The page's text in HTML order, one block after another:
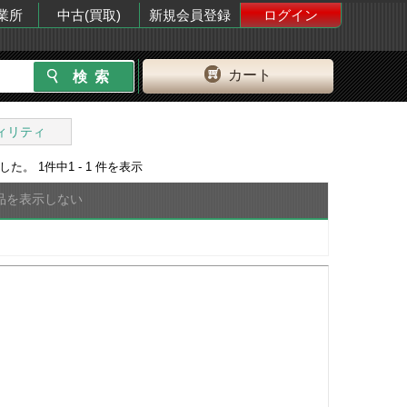
所 中古(買取) 新規会員登録
ログイン
カート
リティ
た。 1 件中1 - 1 件を表示
を表示しない